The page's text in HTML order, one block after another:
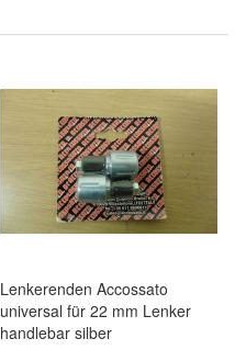
Lenkerenden Accossato
universal für 22 mm Lenker
handlebar silber